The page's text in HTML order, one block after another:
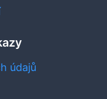
údajů